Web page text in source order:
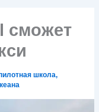
сможет
школа,